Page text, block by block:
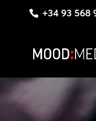
+34 93 568